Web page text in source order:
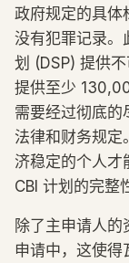
政府规定的具体
没有犯罪记录。
划 (DSP) 提供
提供至少
需要经过彻底的
法律和财务规定
济稳定的个人才
CBI 计划的完整
除了主申请人
申请中，这使得